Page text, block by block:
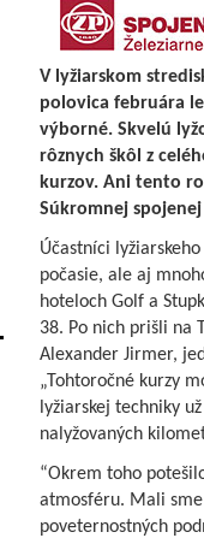
V lyžiarskom
polovica februára
výborné. Skvelú
rôznych škôl z
kurzov. Ani tento
Súkromnej
Účastníci
počasie, ale aj
hoteloch Golf a
38. Po nich prišli na
Alexander Jirmer,
„Tohtoročné kurzy
lyžiarskej techniky
nalyžovaných
“Okrem toho
atmosféru. Mali
poveternostných